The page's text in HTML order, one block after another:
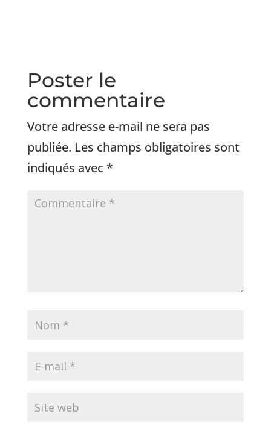
Poster le
commentaire
Votre adresse e-mail ne sera pas
publiée. Les champs obligatoires sont
indiqués avec *